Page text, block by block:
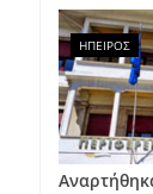
ΗΠΕΙΡΟΣ